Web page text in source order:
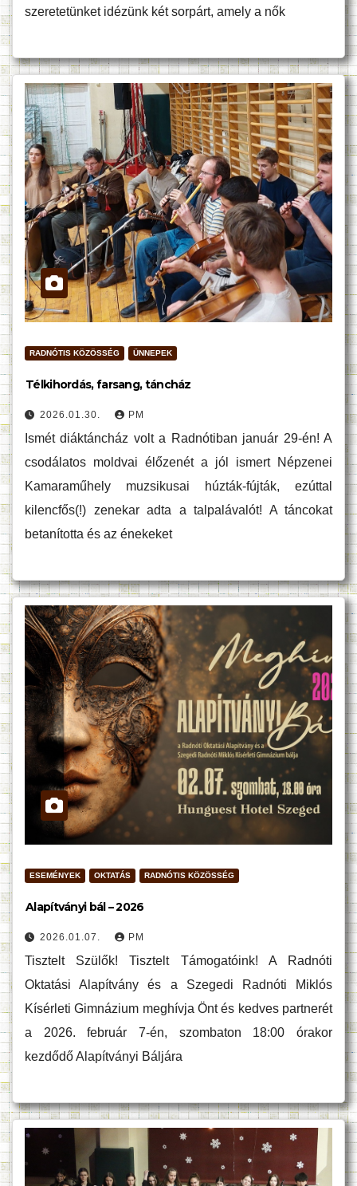
szeretetünket idézünk két sorpárt, amely a nők
RADNÓTIS KÖZÖSSÉG ÜNNEPEK
Télkihordás, farsang, táncház
2026.01.30. PM
Ismét diáktáncház volt a Radnótiban január 29-én! A
csodálatos moldvai élőzenét a jól ismert Népzenei
Kamaraműhely muzsikusai húzták-fújták, ezúttal
kilencfős(!) zenekar adta a talpalávalót! A táncokat
betanította és az énekeket
ESEMÉNYEK OKTATÁS RADNÓTIS KÖZÖSSÉG
Alapítványi bál – 2026
2026.01.07. PM
Tisztelt Szülők! Tisztelt Támogatóink! A Radnóti
Oktatási Alapítvány és a Szegedi Radnóti Miklós
Kísérleti Gimnázium meghívja Önt és kedves partnerét
a 2026. február 7-én, szombaton 18:00 órakor
kezdődő Alapítványi Báljára